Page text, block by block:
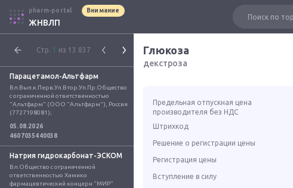
pharm-portal Внимание
ЖНВЛП
Стр. 1 из 13 837
Парацетамол-Альтфарм
Вл.Вып.к.Перв.Уп.Втор.Уп.Пр.Общество
с ограниченной ответственностью
"Альтфарм" (ООО "Альтфарм"), Россия
(7727198081);
05.08.2026
4607035440038
Натрия гидрокарбонат-ЭСКОМ
Вл.Общество с ограниченной
ответственностью Химико
фармацевтический концерн "МИР"
Глюкоза
декстроза
Предельная отпускная цена
производителя без НДС
Штрихкод
Решение о регистрации цены
Регистрация цены
Вступление в силу